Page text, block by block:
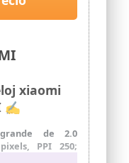
xiaomi
✍
de 2.0
PPI 250;